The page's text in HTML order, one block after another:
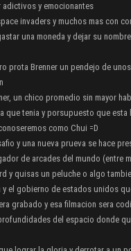
y emocionantes
invaders y muchos mas con
una moneda y dejar su
prota Brenner un pendejo de
un chico promedio sin mayor
que tenia y porsupuesto que
como Chui =D
y una nueva prueva se hace
de arcades del mundo (entre
y quisas un peluche o algo
y el gobierno de estados unidos
grabado y esa filmacion sera
del espacio donde